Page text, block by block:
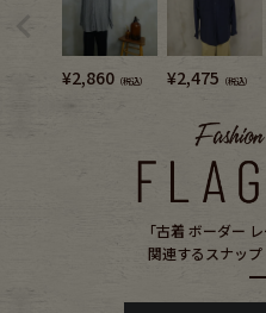
¥2,860 （税込） ¥2,475 （税込）
「古着 ボーダー
関連するスナッ